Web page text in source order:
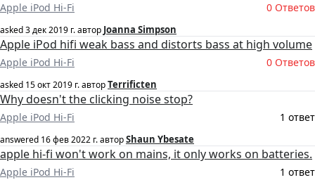
Apple iPod Hi-Fi 0 Ответов
asked3 дек 2019 г.автор Joanna Simpson
Apple iPod hifi weak bass and distorts bass at high volume
Apple iPod Hi-Fi 0 Ответов
asked 15 окт 2019 г.авторTerrificten
Why doesn't the clicking noise stop?
Apple iPod Hi-Fi 1 ответ
answered 16 фев 2022 г.авторShaun Ybesate
apple hi-fi won't work on mains, it only works on batteries.
Apple iPod Hi-Fi 1 ответ